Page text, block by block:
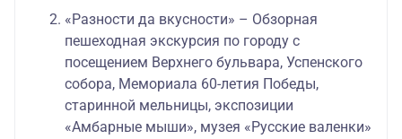
«Разности да вкусности» – Обзорная
пешеходная экскурсия по городу с
посещением Верхнего бульвара, Успенского
собора, Мемориала 60-летия Победы,
старинной мельницы, экспозиции
«Амбарные мыши», музея «Русские валенки»